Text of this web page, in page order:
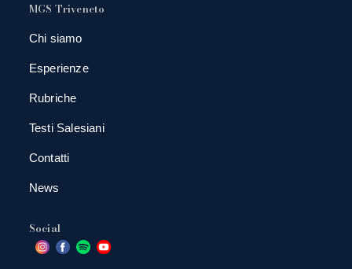
MGS Triveneto
Chi siamo
Esperienze
Rubriche
Testi Salesiani
Contatti
News
Social